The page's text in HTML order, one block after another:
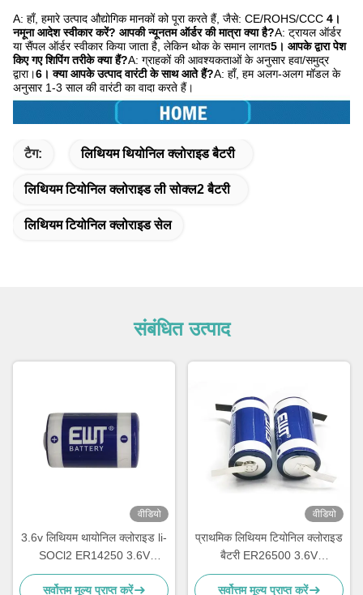
A: हाँ, हमारे उत्पाद औद्योगिक मानकों को पूरा करते हैं, जैसे: CE/ROHS/CCC 4।
नमूना आदेश स्वीकार करें? आपकी न्यूनतम ऑर्डर की मात्रा क्या है?A: ट्रायल ऑर्डर
या सैंपल ऑर्डर स्वीकार किया जाता है, लेकिन थोक के समान लागत5। आपके द्वारा पेश
किए गए शिपिंग तरीके क्या हैं?A: ग्राहकों की आवश्यकताओं के अनुसार हवा/समुद्र
द्वारा।6। क्या आपके उत्पाद वारंटी के साथ आते हैं?A: हाँ, हम अलग-अलग मॉडल के
अनुसार 1-3 साल की वारंटी का वादा करते हैं।
टैग: लिथियम थियोनिल क्लोराइड बैटरी
लिथियम टियोनिल क्लोराइड ली सोक्ल2 बैटरी
लिथियम टियोनिल क्लोराइड सेल
संबंधित उत्पाद
वीडियो
3.6v लिथियम थायोनिल क्लोराइड li-
SOCl2 ER14250 3.6V
1200mAh 1/2AA TL-4902,
TLL-5902, LS14250, XL-
सर्वोत्तम मूल्य प्राप्त करें
वीडियो
प्राथमिक लिथियम टियोनिल क्लोराइड
बैटरी ER26500 3.6V
8500mAh LSH14 लिथियम बैटरी
सर्वोत्तम मूल्य प्राप्त करें